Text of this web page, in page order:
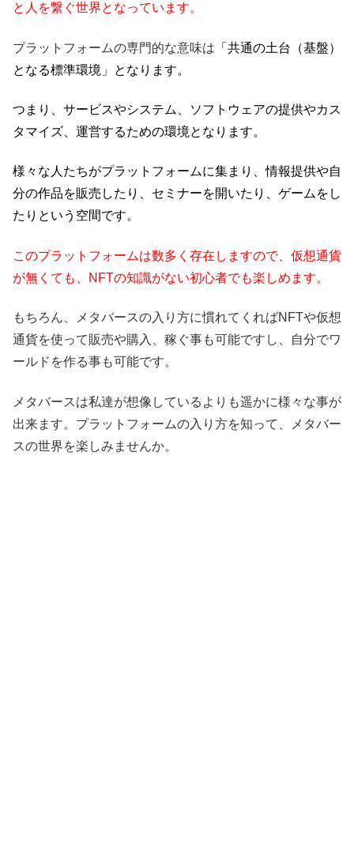
と人を繋ぐ世界となっています。
プラットフォームの専門的な意味は 「共通の土台（基盤）
となる標準環境」となります。
つまり、サービスやシステム、ソフトウェアの提供やカス
タマイズ、運営するための環境となります。
様々な人たちがプラットフォームに集まり、情報提供や自
分の作品を販売したり、セミナーを開いたり、ゲームをし
たりという空間です。
このプラットフォームは数多く存在しますので、仮想通貨
が無くても、NFTの知識がない初心者でも楽しめます。
もちろん、メタバースの入り方に慣れてくればNFTや仮想
通貨を使って販売や購入、稼ぐ事も可能ですし、自分でワ
ールドを作る事も可能です。
メタバースは私達が想像しているよりも遥かに様々な事が
出来ます。プラットフォームの入り方を知って、メタバー
スの世界を楽しみませんか。